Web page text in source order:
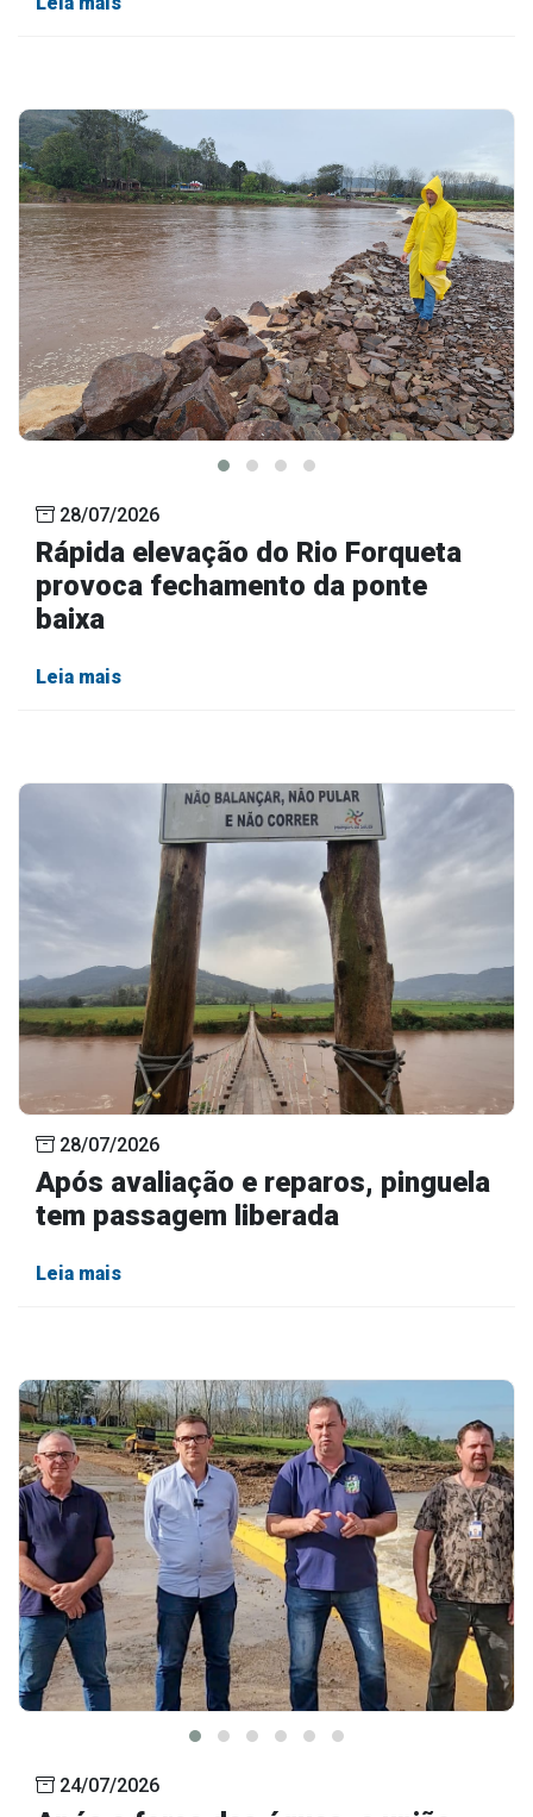
28/07/2026
Rápida elevação do Rio Forqueta
provoca fechamento da ponte
baixa
Leia mais
28/07/2026
Após avaliação e reparos, pinguela
tem passagem liberada
Leia mais
24/07/2026